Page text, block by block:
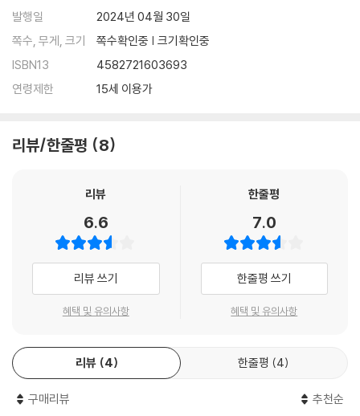
발행일
2024년 04월 30일
쪽수, 무게, 크기
쪽수확인중 | 크기확인중
ISBN13
4582721603693
연령제한
15세 이용가
리뷰/한줄평 8
리뷰
6.6
리뷰 쓰기
혜택 및 유의사항
한줄평
7.0
한줄평 쓰기
혜택 및 유의사항
리뷰 4 한줄평 4
구매리뷰 추천순